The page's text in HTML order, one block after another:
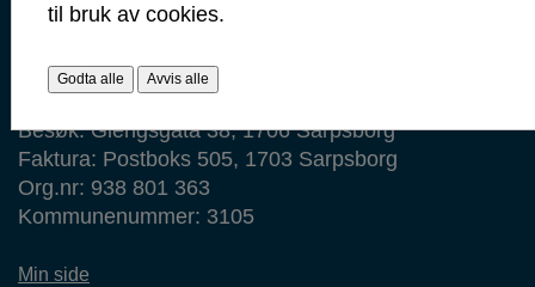
postmottak@sarpsborg.com
Besøk: Glengsgata 38, 1706 Sarpsborg
Faktura: Postboks 505, 1703 Sarpsborg
Org.nr: 938 801 363
Kommunenummer: 3105
Min side
til bruk av cookies.
Godta alle Avvis alle